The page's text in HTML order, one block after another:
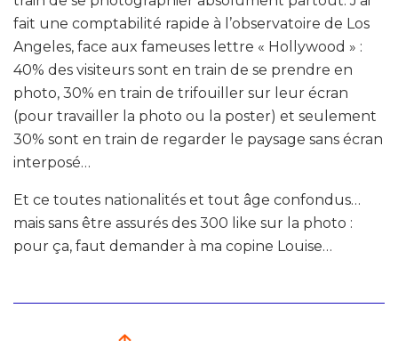
fait une comptabilité rapide à l’observatoire de Los
Angeles, face aux fameuses lettre « Hollywood » :
40% des visiteurs sont en train de se prendre en
photo, 30% en train de trifouiller sur leur écran
(pour travailler la photo ou la poster) et seulement
30% sont en train de regarder le paysage sans écran
interposé…
Et ce toutes nationalités et tout âge confondus…
mais sans être assurés des 300 like sur la photo :
pour ça, faut demander à ma copine Louise…